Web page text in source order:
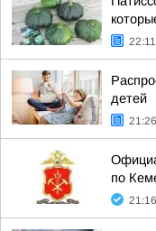
22:11
детей
21:26
по
21:16